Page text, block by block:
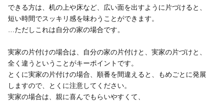
できる方は、机の上や床など、広い面を出すように片づけると、
短い時間でスッキリ感を味わうことができます。
…ただしこれは自分の家の場合です。
実家の片付けの場合は、自分の家の片付けと、実家の片づけと、
全く違うということがキーポイントです。
とくに実家の片付けの場合、順番を間違えると、もめごとに発展
しますので、とくに注意してください。
実家の場合は、親に喜んでもらいやすくて、